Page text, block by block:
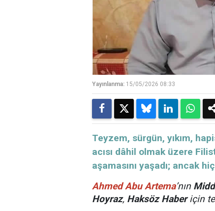
Yayınlanma: 15/05/2026 08:33
​​​​​​​Teyzem, sürgün, yıkım,
acısı dâhil olmak üzere
aşamasını yaşadı; ancak
Ahmed Abu Artema’nın
Hoyraz, Haksöz Haberiçin